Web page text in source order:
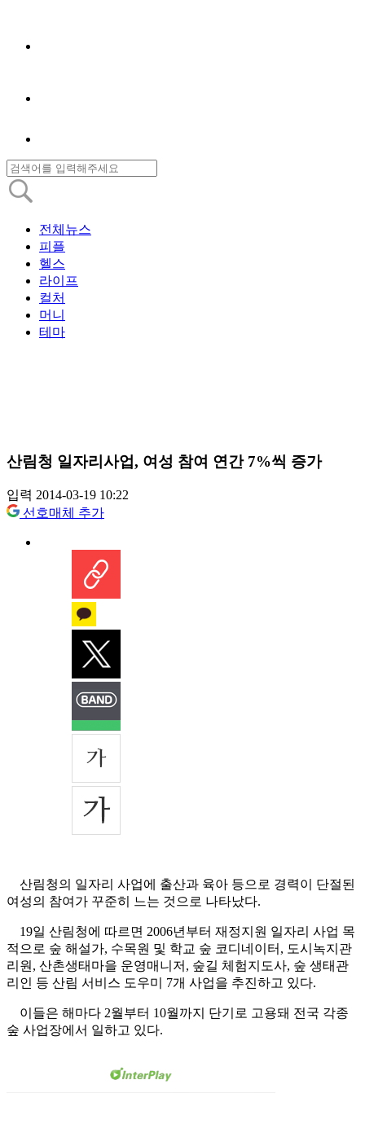
전체뉴스
피플
헬스
라이프
컬처
머니
테마
산림청 일자리사업, 여성 참여 연간 7%씩 증가
입력 2014-03-19 10:22
선호매체 추가
산림청의 일자리 사업에 출산과 육아 등으로 경력이 단절된
여성의 참여가 꾸준히 느는 것으로 나타났다.
19일 산림청에 따르면 2006년부터 재정지원 일자리 사업 목
적으로 숲 해설가, 수목원 및 학교 숲 코디네이터, 도시녹지관
리원, 산촌생태마을 운영매니저, 숲길 체험지도사, 숲 생태관
리인 등 산림 서비스 도우미 7개 사업을 추진하고 있다.
이들은 해마다 2월부터 10월까지 단기로 고용돼 전국 각종
숲 사업장에서 일하고 있다.